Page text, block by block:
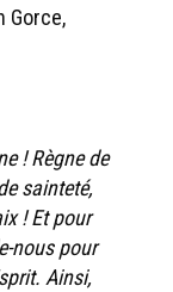
Gorce,
! Règne de
sainteté,
! Et pour
nous pour
Ainsi,